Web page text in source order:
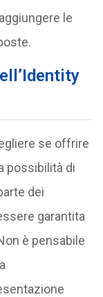
le
se offrire
possibilità di
dei
garantita
è pensabile